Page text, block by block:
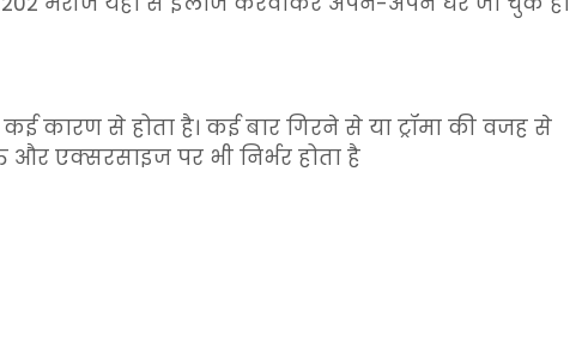
कारण से होता है। कई बार गिरने से या ट्रॉमा की वजह से
और एक्सरसाइज पर भी निर्भर होता है